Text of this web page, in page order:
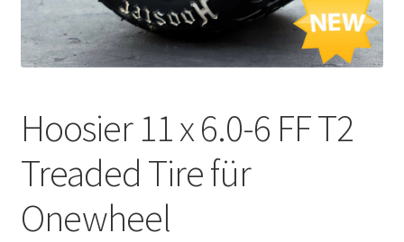
Hoosier 11 x 6.0-6 FF T2
Treaded Tire für
Onewheel